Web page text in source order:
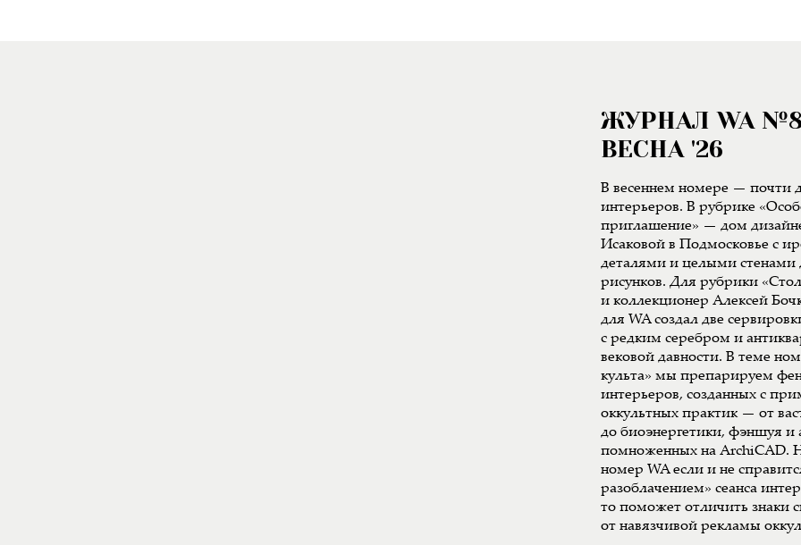
ЖУРНАЛ WA
ВЕСНА '26
В весеннем номере — почти
интерьеров. В рубрике
приглашение» — дом
Исаковой в Подмосковье с
деталями и целыми стенами
рисунков. Для рубрики
и коллекционер Алексей
для WA создал две
с редким серебром и
вековой давности. В теме
культа» мы препарируем
интерьеров, созданных с
оккультных практик — от
до биоэнергетики, фэншуя и
помноженных на ArchiCAD.
номер WA если и не
разоблачением» сеанса
то поможет отличить знаки
от навязчивой рекламы